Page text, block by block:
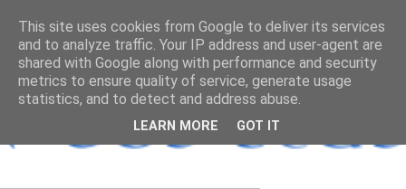
This site uses cookies from Google to deliver its services
and to analyze traffic. Your IP address and user-agent are
shared with Google along with performance and security
metrics to ensure quality of service, generate usage
statistics, and to detect and address abuse.
LEARN MORE GOT IT